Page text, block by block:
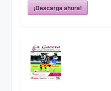
¡Descarga ahora!